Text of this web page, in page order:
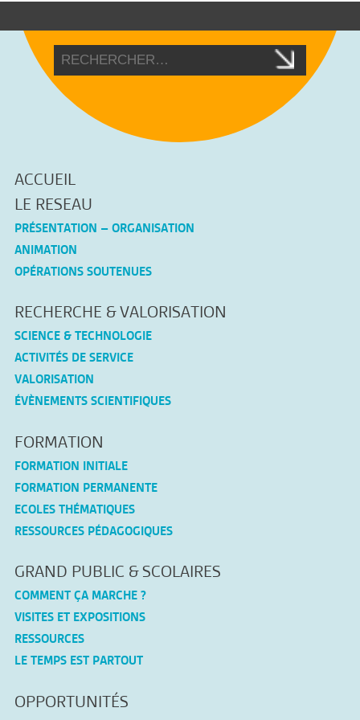
ACCUEIL
LE RESEAU
PRÉSENTATION – ORGANISATION
ANIMATION
OPÉRATIONS SOUTENUES
RECHERCHE & VALORISATION
SCIENCE & TECHNOLOGIE
ACTIVITÉS DE SERVICE
VALORISATION
ÉVÈNEMENTS SCIENTIFIQUES
FORMATION
FORMATION INITIALE
FORMATION PERMANENTE
ECOLES THÉMATIQUES
RESSOURCES PÉDAGOGIQUES
GRAND PUBLIC & SCOLAIRES
COMMENT ÇA MARCHE ?
VISITES ET EXPOSITIONS
RESSOURCES
LE TEMPS EST PARTOUT
OPPORTUNITÉS